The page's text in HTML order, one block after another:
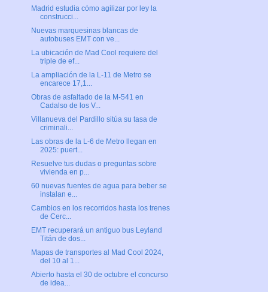
Madrid estudia cómo agilizar por ley la
construcci...
Nuevas marquesinas blancas de
autobuses EMT con ve...
La ubicación de Mad Cool requiere del
triple de ef...
La ampliación de la L-11 de Metro se
encarece 17,1...
Obras de asfaltado de la M-541 en
Cadalso de los V...
Villanueva del Pardillo sitúa su tasa de
criminali...
Las obras de la L-6 de Metro llegan en
2025: puert...
Resuelve tus dudas o preguntas sobre
vivienda en p...
60 nuevas fuentes de agua para beber se
instalan e...
Cambios en los recorridos hasta los trenes
de Cerc...
EMT recuperará un antiguo bus Leyland
Titán de dos...
Mapas de transportes al Mad Cool 2024,
del 10 al 1...
Abierto hasta el 30 de octubre el concurso
de idea...